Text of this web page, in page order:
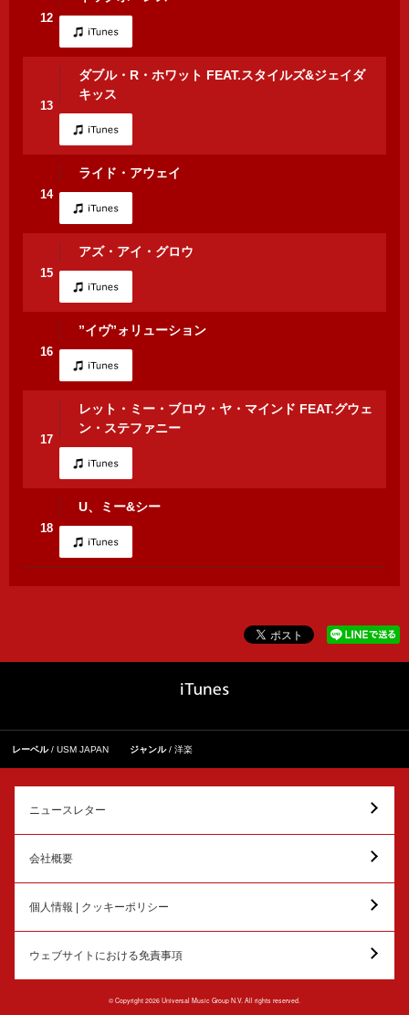
12
13
ダブル・R・ホワット FEAT.スタイルズ&ジェイダ
キッス
14
ライド・アウェイ
15
アズ・アイ・グロウ
16
”イヴ”ォリューション
17
レット・ミー・ブロウ・ヤ・マインド FEAT.グウェ
ン・ステファニー
18
U、ミー&シー
レーベル USM JAPAN ジャンル 洋楽
ニュースレター
会社概要
個人情報 | クッキーポリシー
ウェブサイトにおける免責事項
© Copyright 2026 Universal Music Group N.V. All rights reserved.